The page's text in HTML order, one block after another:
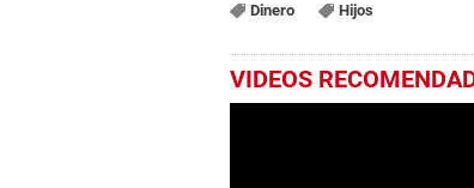
Dinero Hijos
VIDEOS